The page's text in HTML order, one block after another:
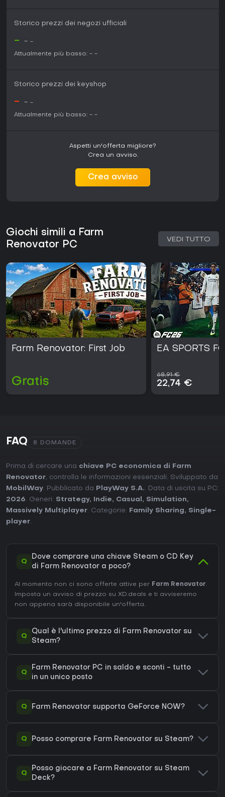
Storico prezzi dei negozi ufficiali
- - -
Attualmente più basso: - -
Storico prezzi dei keyshop
- - -
Attualmente più basso: - -
Aspetti un'offerta migliore?
Crea un avviso.
Crea avviso
Giochi simili a Farm
Renovator PC
VEDI TUTTO
Farm Renovator: First Job
Gratis
EA SPORTS
68,91 €
22,74 €
FAQ 8 DOMANDE
Prima di cercare una chiave PC economica di Farm
Renovator, controlla le informazioni essenziali. Sviluppato da
MobilWay. Pubblicato da PlayWay S.A.. Data di uscita su PC:
2026. Generi: Strategy, Indie, Casual , Simulation,
Massively Multiplayer. Categorie: Family Sharing, Single-
player.
Q
Dove comprare una chiave Steam o CD Key
di Farm Renovator a poco?
Al momento non ci sono offerte attive per Farm Renovator.
Imposta un avviso di prezzo su XD.deals e ti avviseremo
non appena sarà disponibile un'offerta.
Q
Qual è l'ultimo prezzo di Farm Renovator su
Steam?
Q
Farm Renovator PC in saldo e sconti - tutto
in un unico posto
Q Farm Renovator supporta GeForce NOW?
Q Posso comprare Farm Renovator su Steam?
Q
Posso giocare a Farm Renovator su Steam
Deck?